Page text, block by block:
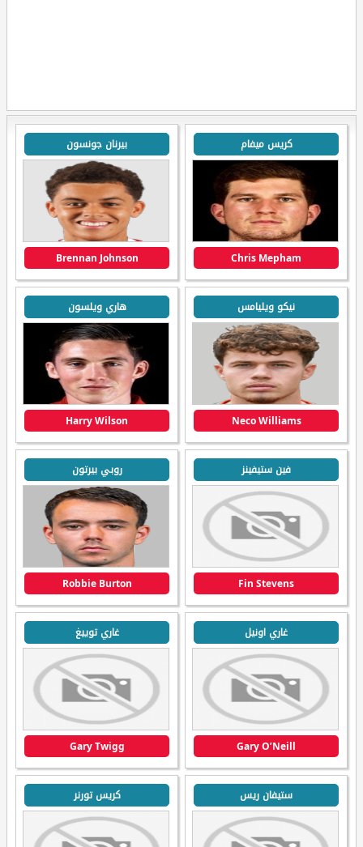
كريس ميفام
Chris Mepham
بيرنان جونسون
Brennan Johnson
نيكو ويليامس
Neco Williams
هاري ويلسون
Harry Wilson
فين ستيفينز
Fin Stevens
روبي بيرتون
Robbie Burton
غاري اونيل
Gary O’Neill
غاري توييغ
Gary Twigg
ستيفان ريس كريس تورنر